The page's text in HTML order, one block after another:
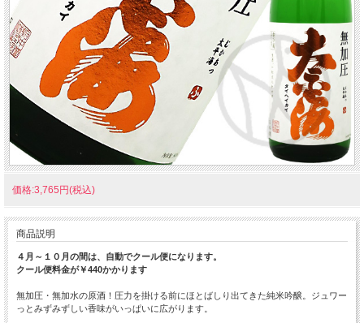
価格:3,765円(税込)
商品説明
４月～１０月の間は、自動でクール便になります。
クール便料金が￥440かかります
無加圧・無加水の原酒！圧力を掛ける前にほとばしり出てきた純米吟醸。ジュワー
っとみずみずしい香味がいっぱいに広がります。